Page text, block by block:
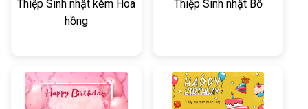
Thiệp Sinh nhật kèm Hoa
hồng
Thiệp Sinh nhật Bố